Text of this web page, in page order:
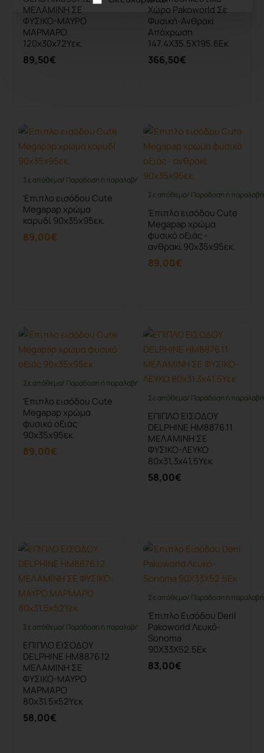
ΜΕΛΑΜΙΝΗ ΣΕ
ΦΥΣΙΚΟ-ΜΑΥΡΟ
ΜΑΡΜΑΡΟ
120x30x72Υεκ.
89,50€
Χώρο Pakoworld Σε
Φυσική-Ανθρακί
Απόχρωση
147.4X35.5X195.6Εκ
366,50€
Σε απόθεμα/ Παράδοση ή παραλαβή έως 10 ημέρες
Έπιπλο εισόδου Cute
Megapap χρώμα
καρυδί 90x35x95εκ.
89,00€
Σε απόθεμα/ Παράδοση ή
Έπιπλο εισόδου Cute
Megapap χρώμα
φυσικό οξιάς -
ανθρακί 90x35x95εκ.
89,00€
Σε απόθεμα/ Παράδοση ή παραλαβή έως 10 ημέρες
Έπιπλο εισόδου Cute
Megapap χρώμα
φυσικό οξιάς
90x35x95εκ.
89,00€
Σε απόθεμα/ Παράδοση ή
ΕΠΙΠΛΟ ΕΙΣΟΔΟΥ
DELPHINE HM8876.11
ΜΕΛΑΜΙΝΗ ΣΕ
ΦΥΣΙΚΟ-ΛΕΥΚΟ
80x31,3x41,5Yεκ
58,00€
Σε απόθεμα/ Παράδοση ή παραλαβή έως 10 ημέρες
ΕΠΙΠΛΟ ΕΙΣΟΔΟΥ
DELPHINE HM8876.12
ΜΕΛΑΜΙΝΗ ΣΕ
ΦΥΣΙΚΟ-ΜΑΥΡΟ
ΜΑΡΜΑΡΟ
80x31.5x52Yεκ
58,00€
Σε απόθεμα/ Παράδοση ή
Έπιπλο Εισόδου Deril
Pakoworld Λευκό-
Sonoma
90X33X52.5Εκ
83,00€